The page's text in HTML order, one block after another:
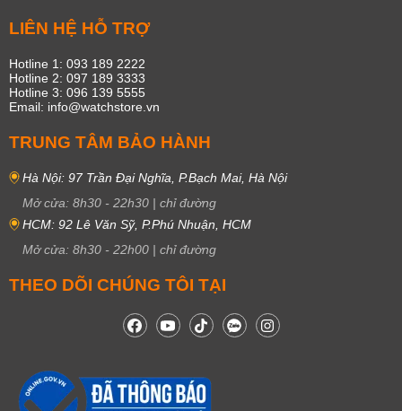
LIÊN HỆ HỖ TRỢ
Hotline 1: 093 189 2222
Hotline 2: 097 189 3333
Hotline 3: 096 139 5555
Email: info@watchstore.vn
TRUNG TÂM BẢO HÀNH
Hà Nội: 97 Trần Đại Nghĩa, P.Bạch Mai, Hà Nội
Mở cửa: 8h30 - 22h30 | chỉ đường
HCM: 92 Lê Văn Sỹ, P.Phú Nhuận, HCM
Mở cửa: 8h30 - 22h00 | chỉ đường
THEO DÕI CHÚNG TÔI TẠI